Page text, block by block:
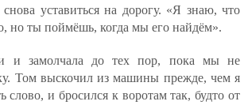
уставиться на дорогу. «Я знаю, что
но ты поймёшь, когда мы его найдём».
и замолчала до тех пор, пока мы не
Том выскочил из машины прежде, чем я
слово, и бросился к воротам так, будто от